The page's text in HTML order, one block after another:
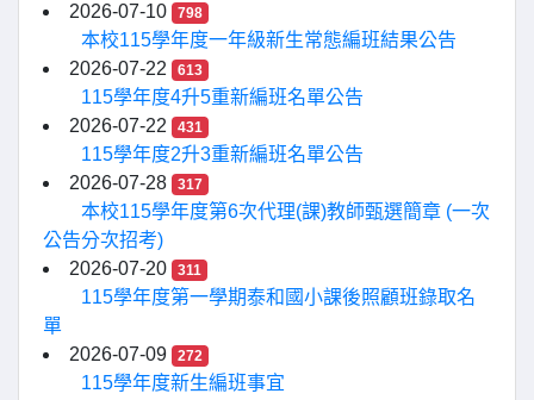
2026-07-10 798
本校115學年度一年級新生常態編班結果公告
2026-07-22
613
115學年度4升5重新編班名單公告
2026-07-22
431
115學年度2升3重新編班名單公告
2026-07-28
317
本校115學年度第6次代理(課)教師甄選簡章 (一次
公告分次招考)
2026-07-20
311
115學年度第一學期泰和國小課後照顧班錄取名
單
2026-07-09
272
115學年度新生編班事宜